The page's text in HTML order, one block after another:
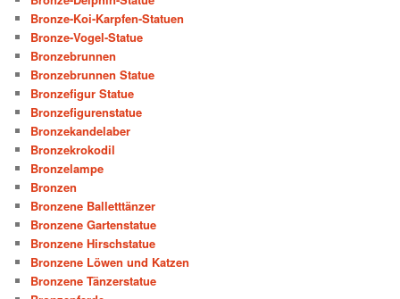
Bronze-Koi-Karpfen-Statuen
Bronze-Vogel-Statue
Bronzebrunnen
Bronzebrunnen Statue
Bronzefigur Statue
Bronzefigurenstatue
Bronzekandelaber
Bronzekrokodil
Bronzelampe
Bronzen
Bronzene Balletttänzer
Bronzene Gartenstatue
Bronzene Hirschstatue
Bronzene Löwen und Katzen
Bronzene Tänzerstatue